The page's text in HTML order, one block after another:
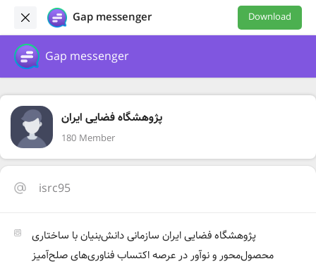
Gap messenger Download
Gap messenger
پژوهشگاه فضایی ایران
180 Member
isrc95
پژوهشگاه فضایی ایران سازمانی دانش‌بنیان با ساختاری
محصول‌محور و نوآور در عرصه اکتساب فناوری‌های صلح‌آمیز